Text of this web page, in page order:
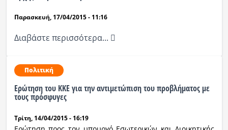
Κόσμος
Ραδιόφωνο
Εκπομπές
Παρασκευή, 17/04/2015 - 11:16
Διαβάστε περισσότερα...
Πολιτική
Ερώτηση του ΚΚΕ για την αντιμετώπιση του προβλήματος με
τους πρόσφυγες
Τρίτη, 14/04/2015 - 16:19